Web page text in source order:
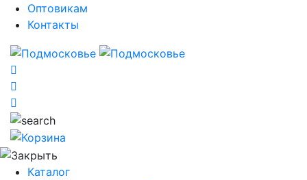
Оптовикам
Контакты
Каталог